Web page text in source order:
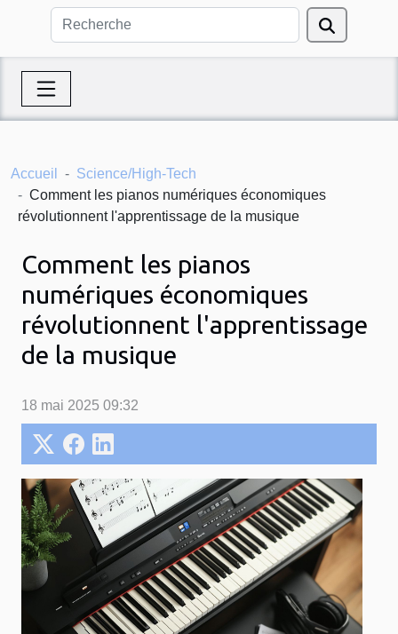
Accueil
Science/High-Tech
Comment les pianos numériques économiques
révolutionnent l'apprentissage de la musique
Comment les pianos
numériques économiques
révolutionnent l'apprentissage
de la musique
18 mai 2025 09:32